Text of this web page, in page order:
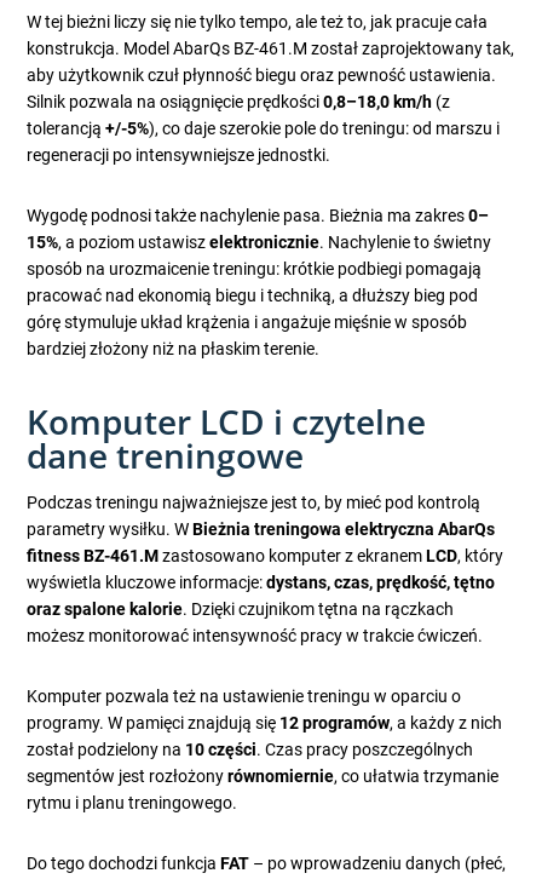
W tej bieżni liczy się nie tylko tempo, ale też to, jak pracuje cała
konstrukcja. Model AbarQs BZ-461.M został zaprojektowany tak,
aby użytkownik czuł płynność biegu oraz pewność ustawienia.
Silnik pozwala na osiągnięcie prędkości0,8–18,0 km/h (z
tolerancją+/-5%), co daje szerokie pole do treningu: od marszu i
regeneracji po intensywniejsze jednostki.
Wygodę podnosi także nachylenie pasa. Bieżnia ma zakres0–
15%, a poziom ustawiszelektronicznie. Nachylenie to świetny
sposób na urozmaicenie treningu: krótkie podbiegi pomagają
pracować nad ekonomią biegu i techniką, a dłuższy bieg pod
górę stymuluje układ krążenia i angażuje mięśnie w sposób
bardziej złożony niż na płaskim terenie.
Komputer LCD i czytelne
dane treningowe
Podczas treningu najważniejsze jest to, by mieć pod kontrolą
parametry wysiłku. WBieżnia treningowa elektryczna AbarQs
fitness BZ-461.Mzastosowano komputer z ekranemLCD, który
wyświetla kluczowe informacje:dystans, czas, prędkość, tętno
oraz spalone kalorie. Dzięki czujnikom tętna na rączkach
możesz monitorować intensywność pracy w trakcie ćwiczeń.
Komputer pozwala też na ustawienie treningu w oparciu o
programy. W pamięci znajdują się 12 programów, a każdy z nich
został podzielony na 10 części. Czas pracy poszczególnych
segmentów jest rozłożonyrównomiernie, co ułatwia trzymanie
rytmu i planu treningowego.
Do tego dochodzi funkcjaFAT – po wprowadzeniu danych (płeć,